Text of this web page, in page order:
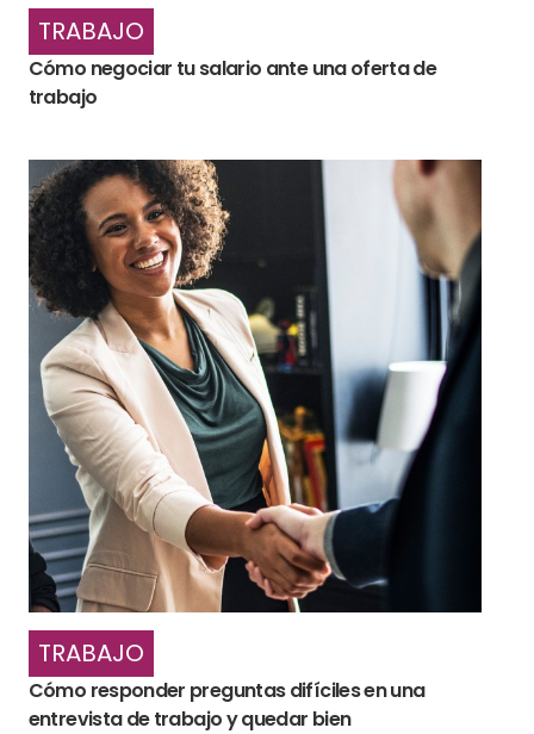
TRABAJO
Cómo negociar tu salario ante una oferta de
trabajo
TRABAJO
Cómo responder preguntas difíciles en una
entrevista de trabajo y quedar bien